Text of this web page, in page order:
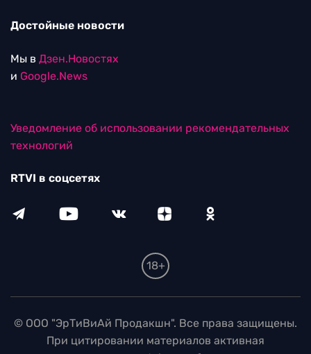
Достойные новости
Мы в Дзен.Новостях
и Google.News
Уведомление об использовании рекомендательных
технологий
RTVI в соцсетях
18+
© ООО "ЭрТиВиАй Продакшн". Все права защищены.
При цитировании материалов активная